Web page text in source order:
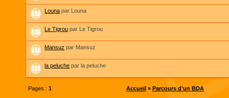
Louna par Louna
Le Tigrou par Le Tigrou
Mansuz par Mansuz
la peluche par la peluche
Pages : 1 Accueil » Parcours d'un BDA